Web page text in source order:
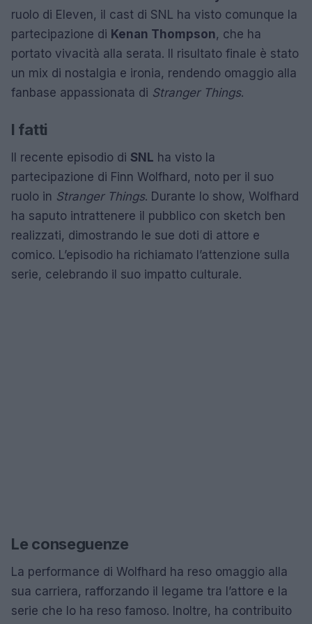
ruolo di Eleven, il cast di SNL ha visto comunque la
partecipazione di Kenan Thompson, che ha
portato vivacità alla serata. Il risultato finale è stato
un mix di nostalgia e ironia, rendendo omaggio alla
fanbase appassionata di Stranger Things.
I fatti
Il recente episodio di SNL ha visto la
partecipazione di Finn Wolfhard, noto per il suo
ruolo in Stranger Things. Durante lo show, Wolfhard
ha saputo intrattenere il pubblico con sketch ben
realizzati, dimostrando le sue doti di attore e
comico. L’episodio ha richiamato l’attenzione sulla
serie, celebrando il suo impatto culturale.
Le conseguenze
La performance di Wolfhard ha reso omaggio alla
sua carriera, rafforzando il legame tra l’attore e la
serie che lo ha reso famoso. Inoltre, ha contribuito